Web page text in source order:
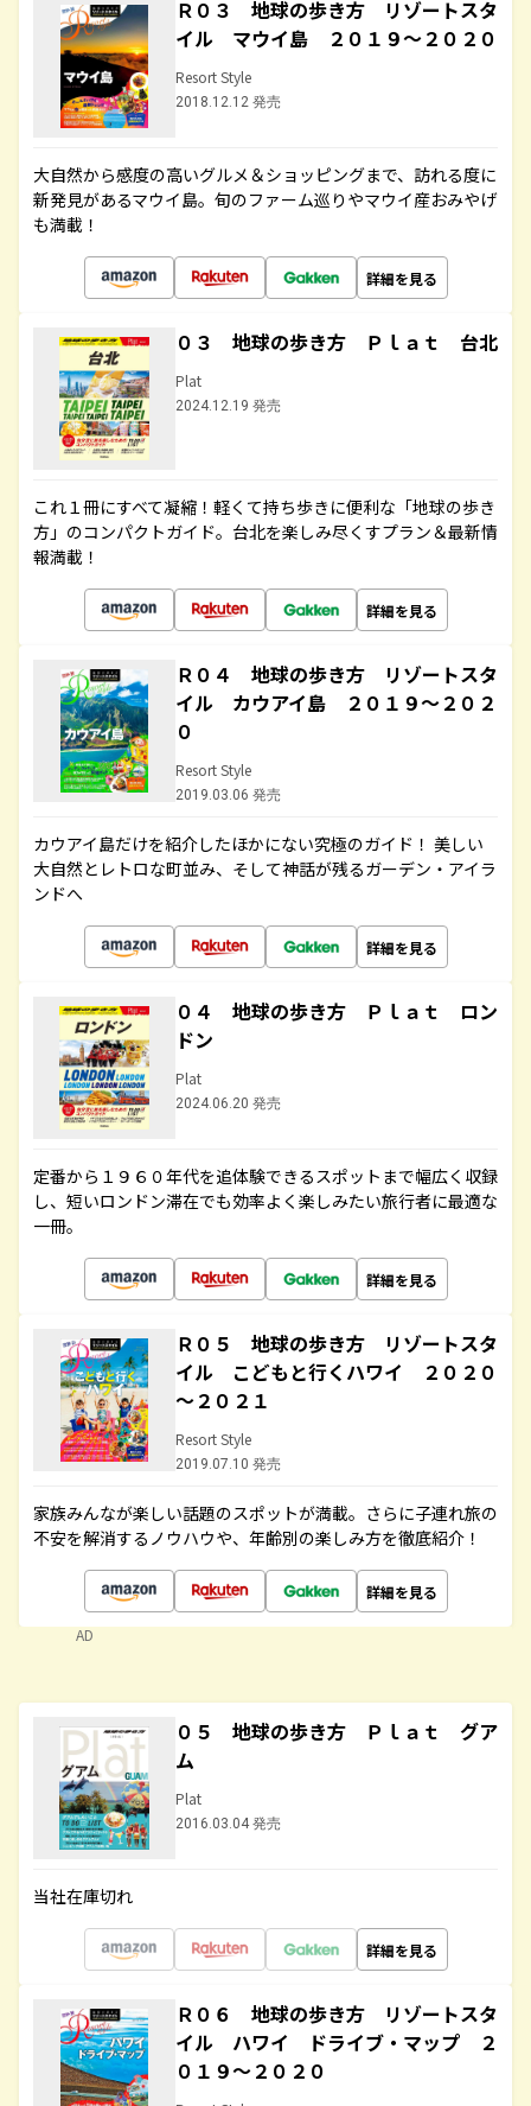
Ｒ０３ 地球の歩き方 リゾートスタ
イル マウイ島 ２０１９～２０２０
Resort Style
2018.12.12 発売
大自然から感度の高いグルメ＆ショッピングまで、訪れる度に
新発見があるマウイ島。旬のファーム巡りやマウイ産おみやげ
も満載！
詳細を見る
０３ 地球の歩き方 Ｐｌａｔ 台北
Plat
2024.12.19 発売
これ１冊にすべて凝縮！軽くて持ち歩きに便利な「地球の歩き
方」のコンパクトガイド。台北を楽しみ尽くすプラン＆最新情
報満載！
詳細を見る
Ｒ０４ 地球の歩き方 リゾートスタ
イル カウアイ島 ２０１９～２０２
０
Resort Style
2019.03.06 発売
カウアイ島だけを紹介したほかにない究極のガイド！ 美しい
大自然とレトロな町並み、そして神話が残るガーデン・アイラ
ンドへ
詳細を見る
０４ 地球の歩き方 Ｐｌａｔ ロン
ドン
Plat
2024.06.20 発売
定番から１９６０年代を追体験できるスポットまで幅広く収録
し、短いロンドン滞在でも効率よく楽しみたい旅行者に最適な
一冊。
詳細を見る
Ｒ０５ 地球の歩き方 リゾートスタ
イル こどもと行くハワイ ２０２０
～２０２１
Resort Style
2019.07.10 発売
家族みんなが楽しい話題のスポットが満載。さらに子連れ旅の
不安を解消するノウハウや、年齢別の楽しみ方を徹底紹介！
詳細を見る
AD
０５ 地球の歩き方 Ｐｌａｔ グア
ム
Plat
2016.03.04 発売
当社在庫切れ
詳細を見る
Ｒ０６ 地球の歩き方 リゾートスタ
イル ハワイ ドライブ・マップ ２
０１９～２０２０